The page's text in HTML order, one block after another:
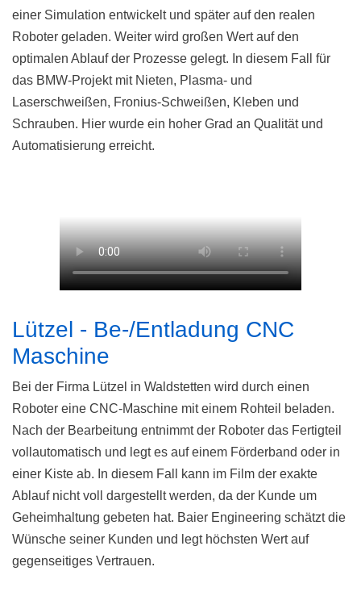
einer Simulation entwickelt und später auf den realen
Roboter geladen. Weiter wird großen Wert auf den
optimalen Ablauf der Prozesse gelegt. In diesem Fall für
das BMW-Projekt mit Nieten, Plasma- und
Laserschweißen, Fronius-Schweißen, Kleben und
Schrauben. Hier wurde ein hoher Grad an Qualität und
Automatisierung erreicht.
Lützel - Be-/Entladung CNC
Maschine
Bei der Firma Lützel in Waldstetten wird durch einen
Roboter eine CNC-Maschine mit einem Rohteil beladen.
Nach der Bearbeitung entnimmt der Roboter das Fertigteil
vollautomatisch und legt es auf einem Förderband oder in
einer Kiste ab. In diesem Fall kann im Film der exakte
Ablauf nicht voll dargestellt werden, da der Kunde um
Geheimhaltung gebeten hat. Baier Engineering schätzt die
Wünsche seiner Kunden und legt höchsten Wert auf
gegenseitiges Vertrauen.